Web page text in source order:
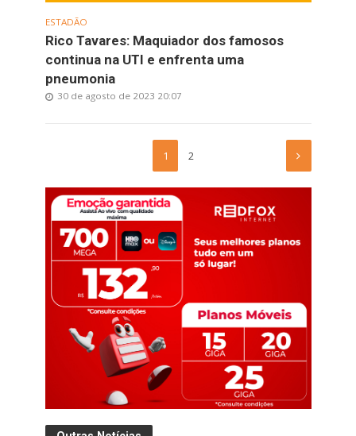
ESTADÃO
Rico Tavares: Maquiador dos famosos
continua na UTI e enfrenta uma
pneumonia
30 de agosto de 2023 20:07
1 2